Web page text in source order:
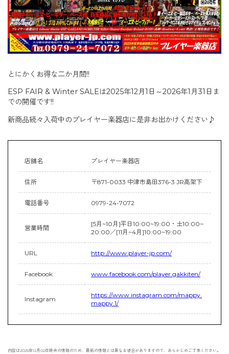
とにかくお得な二か月間!!
ESP FAIR & Winter SALEは2025年12月1日～2026年1月31日ま
での開催です!!
新商品続々入荷中のプレイヤー楽器店に是非お出かけください♪
店舗名 プレイヤー楽器店
住所 〒871-0033 中津市島田376-3 JR高架下
電話番号 0979-24-7072
営業時間
[5月~10月]平日10:00~19:00・土10:00~
20:00／[11月~4月]10:00~19:00
URL http://www.player-jp.com/
Facebook www.facebook.com/player.gakkiten/
Instagram
https://www.instagram.com/mappy.
mappy.1/
内容は2025年12月02日時点の情報のため、最新の情報とは異なる場合がありますので、あらかじめご了承ください。